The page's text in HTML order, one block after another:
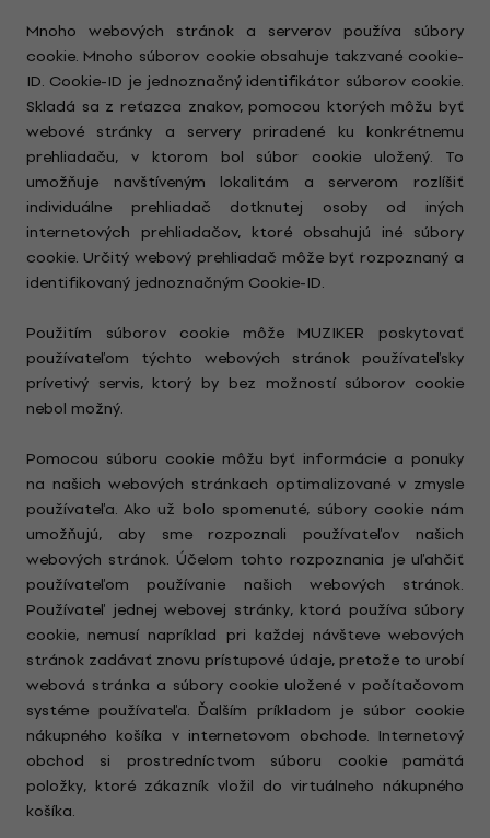
Mnoho webových stránok a serverov používa súbory
cookie. Mnoho súborov cookie obsahuje takzvané cookie-
ID. Cookie-ID je jednoznačný identifikátor súborov cookie.
Skladá sa z reťazca znakov, pomocou ktorých môžu byť
webové stránky a servery priradené ku konkrétnemu
prehliadaču, v ktorom bol súbor cookie uložený. To
umožňuje navštíveným lokalitám a serverom rozlíšiť
individuálne prehliadač dotknutej osoby od iných
internetových prehliadačov, ktoré obsahujú iné súbory
cookie. Určitý webový prehliadač môže byť rozpoznaný a
identifikovaný jednoznačným Cookie-ID.
Použitím súborov cookie môže MUZIKER poskytovať
používateľom týchto webových stránok používateľsky
prívetivý servis, ktorý by bez možností súborov cookie
nebol možný.
Pomocou súboru cookie môžu byť informácie a ponuky
na našich webových stránkach optimalizované v zmysle
používateľa. Ako už bolo spomenuté, súbory cookie nám
umožňujú, aby sme rozpoznali používateľov našich
webových stránok. Účelom tohto rozpoznania je uľahčiť
používateľom používanie našich webových stránok.
Používateľ jednej webovej stránky, ktorá používa súbory
cookie, nemusí napríklad pri každej návšteve webových
stránok zadávať znovu prístupové údaje, pretože to urobí
webová stránka a súbory cookie uložené v počítačovom
systéme používateľa. Ďalším príkladom je súbor cookie
nákupného košíka v internetovom obchode. Internetový
obchod si prostredníctvom súboru cookie pamätá
položky, ktoré zákazník vložil do virtuálneho nákupného
košíka.